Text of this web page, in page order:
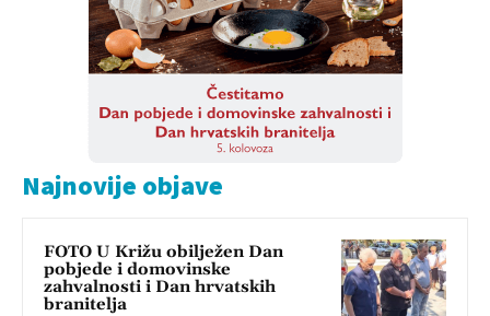
Najnovije objave
FOTO U Križu obilježen Dan
pobjede i domovinske
zahvalnosti i Dan hrvatskih
branitelja